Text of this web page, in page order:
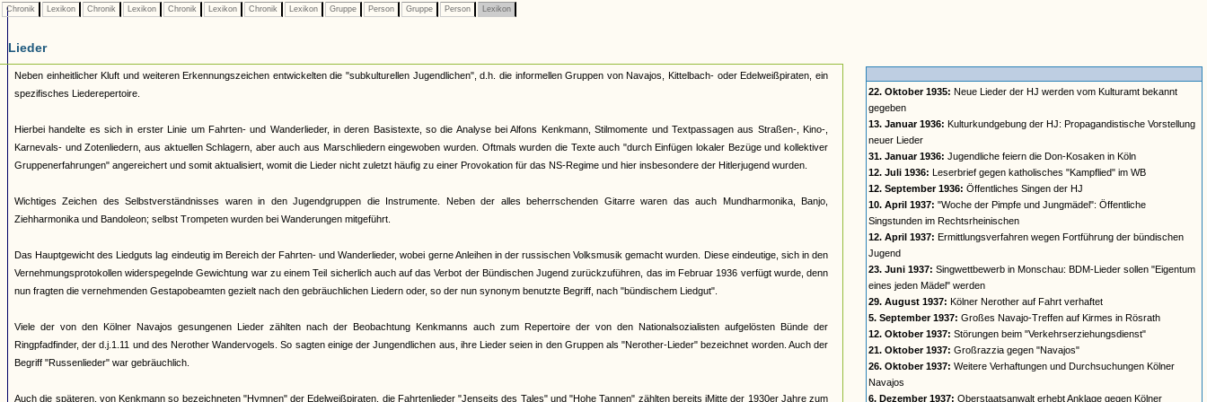
Chronik Lexikon Chronik Lexikon Chronik Lexikon Chronik Lexikon Gruppe Person Gruppe Person Lexikon
Lieder
Neben einheitlicher Kluft und weiteren Erkennungszeichen entwickelten die "subkulturellen Jugendlichen", d.h. die informellen Gruppen von Navajos, Kittelbach- oder Edelweißpiraten, ein
spezifisches Liederepertoire.
Hierbei handelte es sich in erster Linie um Fahrten- und Wanderlieder, in deren Basistexte, so die Analyse bei Alfons Kenkmann, Stilmomente und Textpassagen aus Straßen-, Kino-,
Karnevals- und Zotenliedern, aus aktuellen Schlagern, aber auch aus Marschliedern eingewoben wurden. Oftmals wurden die Texte auch "durch Einfügen lokaler Bezüge und kollektiver
Gruppenerfahrungen" angereichert und somit aktualisiert, womit die Lieder nicht zuletzt häufig zu einer Provokation für das NS-Regime und hier insbesondere der Hitlerjugend wurden.
Wichtiges Zeichen des Selbstverständnisses waren in den Jugendgruppen die Instrumente. Neben der alles beherrschenden Gitarre waren das auch Mundharmonika, Banjo,
Ziehharmonika und Bandoleon; selbst Trompeten wurden bei Wanderungen mitgeführt.
Das Hauptgewicht des Liedguts lag eindeutig im Bereich der Fahrten- und Wanderlieder, wobei gerne Anleihen in der russischen Volksmusik gemacht wurden. Diese eindeutige, sich in den
Vernehmungsprotokollen widerspegelnde Gewichtung war zu einem Teil sicherlich auch auf das Verbot der Bündischen Jugend zurückzuführen, das im Februar 1936 verfügt wurde, denn
nun fragten die vernehmenden Gestapobeamten gezielt nach den gebräuchlichen Liedern oder, so der nun synonym benutzte Begriff, nach "bündischem Liedgut".
Viele der von den Kölner Navajos gesungenen Lieder zählten nach der Beobachtung Kenkmanns auch zum Repertoire der von den Nationalsozialisten aufgelösten Bünde der
Ringpfadfinder, der d.j.1.11 und des Nerother Wandervogels. So sagten einige der Jungendlichen aus, ihre Lieder seien in den Gruppen als "Nerother-Lieder" bezeichnet worden. Auch der
Begriff "Russenlieder" war gebräuchlich.
Auch die späteren, von Kenkmann so bezeichneten "Hymnen" der Edelweißpiraten, die Fahrtenlieder "Jenseits des Tales" und "Hohe Tannen" zählten bereits iMitte der 1930er Jahre zum
22. Oktober 1935: Neue Lieder der HJ werden vom Kulturamt bekannt
gegeben
13. Januar 1936: Kulturkundgebung der HJ: Propagandistische Vorstellung
neuer Lieder
31. Januar 1936: Jugendliche feiern die Don-Kosaken in Köln
12. Juli 1936: Leserbrief gegen katholisches "Kampflied" im WB
12. September 1936: Öffentliches Singen der HJ
10. April 1937: "Woche der Pimpfe und Jungmädel": Öffentliche
Singstunden im Rechtsrheinischen
12. April 1937: Ermittlungsverfahren wegen Fortführung der bündischen
Jugend
23. Juni 1937: Singwettbewerb in Monschau: BDM-Lieder sollen "Eigentum
eines jeden Mädel" werden
29. August 1937: Kölner Nerother auf Fahrt verhaftet
5. September 1937: Großes Navajo-Treffen auf Kirmes in Rösrath
12. Oktober 1937: Störungen beim "Verkehrserziehungsdienst"
21. Oktober 1937: Großrazzia gegen "Navajos"
26. Oktober 1937: Weitere Verhaftungen und Durchsuchungen Kölner
Navajos
6. Dezember 1937: Oberstaatsanwalt erhebt Anklage gegen Kölner